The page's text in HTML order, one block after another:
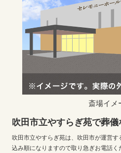
吹田市立やすらぎ苑で葬儀
吹田市立やすらぎ苑は、吹田市が運営
込み順になりますので取り急ぎお電話
斎場イメ